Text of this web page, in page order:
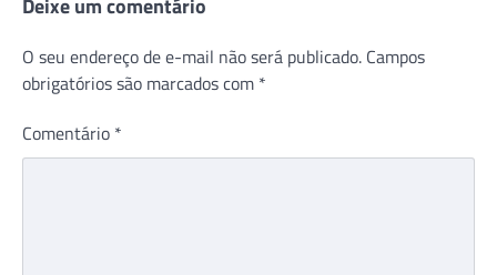
O seu endereço de e-mail não será publicado. Campos
obrigatórios são marcados com *
Comentário *